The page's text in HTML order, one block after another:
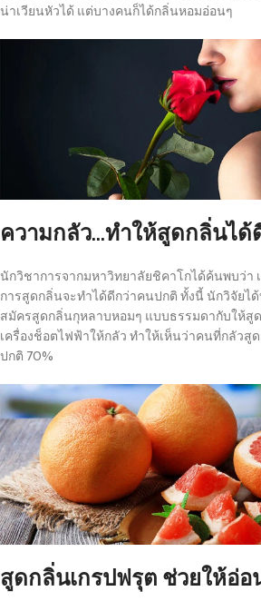
น่าเวียนหัวได้ แต่บางคนก็ได้กลิ่นหอมอ่อนๆ
ความกลัว…ทำให้สูดกลิ่นได้
นักวิชาการจากมหาวิทยาลัยชิคาโกได้ค้นพบว่า
การสูดกลิ่นจะทำได้ดีกว่าคนปกติ ทั้งนี้ นักวิจัยไ
สมัครสูดกลิ่นกุหลาบหอมๆ แบบธรรมดากับให้สู
เครื่องช็อตไฟฟ้าให้กลัว ทำให้เห็นว่าคนที่กลัวสู
ปกติ 70%
สูดกลิ่นเกรปฟรุต ช่วยให้อ่อ